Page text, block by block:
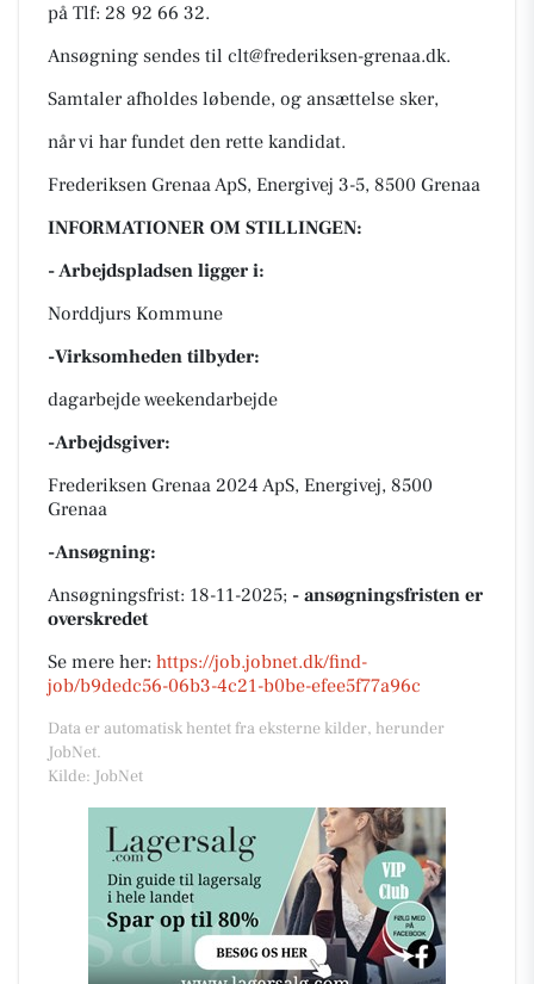
på Tlf: 28 92 66 32.
Ansøgning sendes til clt@frederiksen-grenaa.dk.
Samtaler afholdes løbende, og ansættelse sker,
når vi har fundet den rette kandidat.
Frederiksen Grenaa ApS, Energivej 3-5, 8500 Grenaa
INFORMATIONER OM STILLINGEN:
- Arbejdspladsen ligger i:
Norddjurs Kommune
-Virksomheden tilbyder:
dagarbejde weekendarbejde
-Arbejdsgiver:
Frederiksen Grenaa 2024 ApS, Energivej, 8500
Grenaa
-Ansøgning:
Ansøgningsfrist: 18-11-2025; - ansøgningsfristen er
overskredet
Se mere her: https://job.jobnet.dk/find-
job/b9dedc56-06b3-4c21-b0be-efee5f77a96c
Data er automatisk hentet fra eksterne kilder, herunder
JobNet.
Kilde: JobNet